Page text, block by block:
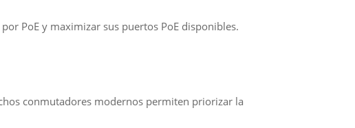
PoE y maximizar sus puertos PoE disponibles.
conmutadores modernos permiten priorizar la